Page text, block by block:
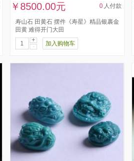
￥8500.00元 0 人付款
寿山石 田黄石 摆件《寿星》精品银裹金
田黄 难得开门大田
+
-
加入购物车